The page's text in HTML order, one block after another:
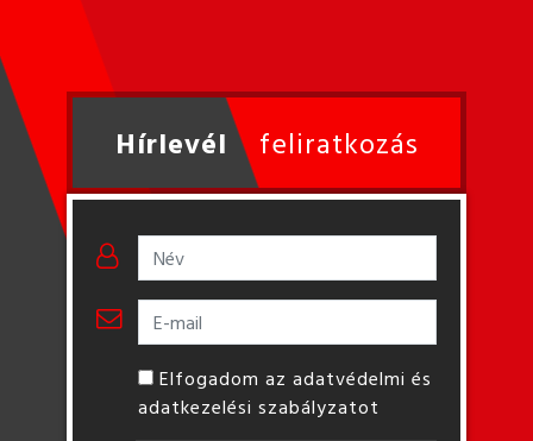
Hírlevél feliratkozás
Elfogadom az adatvédelmi és
adatkezelési szabályzatot